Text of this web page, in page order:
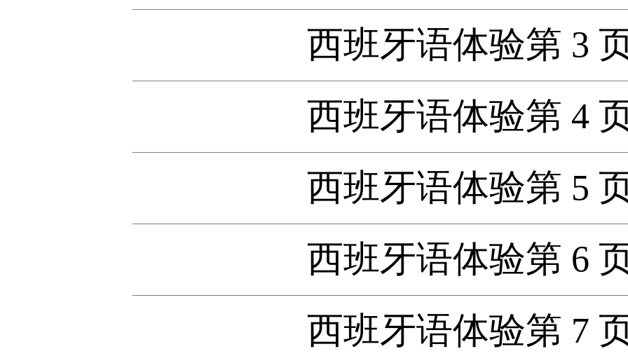
西班牙语体验第 3
西班牙语体验第 4
西班牙语体验第 5
西班牙语体验第 6
西班牙语体验第 7